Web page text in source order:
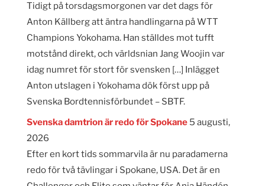
Tidigt på torsdagsmorgonen var det dags för
Anton Källberg att äntra handlingarna på WTT
Champions Yokohama. Han ställdes mot tufft
motstånd direkt, och världsnian Jang Woojin var
idag numret för stort för svensken […] Inlägget
Anton utslagen i Yokohama dök först upp på
Svenska Bordtennisförbundet – SBTF.
Svenska damtrion är redo för Spokane 5 augusti,
2026
Efter en kort tids sommarvila är nu paradamerna
redo för två tävlingar i Spokane, USA. Det är en